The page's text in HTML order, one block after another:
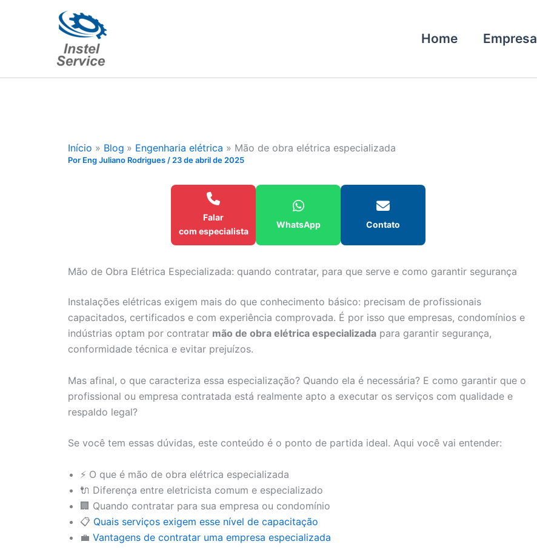
Home Empresa
Início Blog Engenharia elétrica Mão de obra elétrica especializada
Por Eng Juliano Rodrigues / 23 de abril de 2025
Falar
com especialista
WhatsApp Contato
Mão de Obra Elétrica Especializada: quando contratar, para que serve e como garantir segurança
Instalações elétricas exigem mais do que conhecimento básico: precisam de profissionais
capacitados, certificados e com experiência comprovada. É por isso que empresas, condomínios e
indústrias optam por contratar mão de obra elétrica especializada para garantir segurança,
conformidade técnica e evitar prejuízos.
Mas afinal, o que caracteriza essa especialização? Quando ela é necessária? E como garantir que o
profissional ou empresa contratada está realmente apto a executar os serviços com qualidade e
respaldo legal?
Se você tem essas dúvidas, este conteúdo é o ponto de partida ideal. Aqui você vai entender:
⚡ O que é mão de obra elétrica especializada
🔌 Diferença entre eletricista comum e especializado
🏢 Quando contratar para sua empresa ou condomínio
📋 Quais serviços exigem esse nível de capacitação
💼 Vantagens de contratar uma empresa especializada